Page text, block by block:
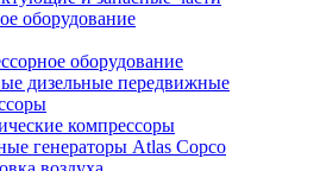
оборудование
оборудование
дизельные передвижные
компрессоры
генераторы Atlas Copco